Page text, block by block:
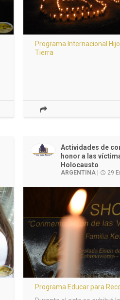
Programa Internacional
Tierra
Actividades de
honor a las
Holocausto
ARGENTINA access_time 29
Programa Educar para